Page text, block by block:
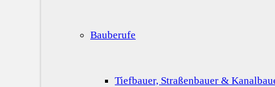
Bauberufe
Tiefbauer, Straßenbauer &